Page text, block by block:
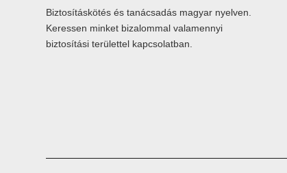
Biztosításkötés és tanácsadás magyar nyelven.
Keressen minket bizalommal valamennyi
biztosítási területtel kapcsolatban.